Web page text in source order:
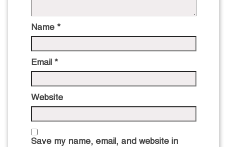
Name *
Email *
Website
Save my name, email, and website in